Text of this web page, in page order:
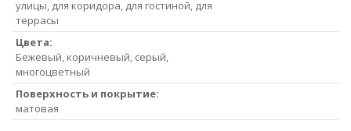
улицы, для коридора, для гостиной, для
террасы
Цвета:
Бежевый, коричневый, серый,
многоцветный
Поверхность и покрытие:
матовая